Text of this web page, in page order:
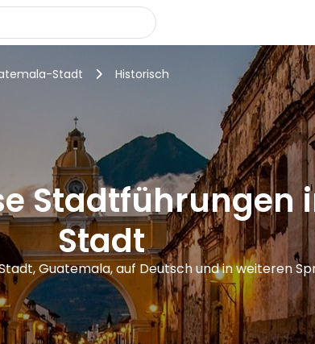
Stadt Historisch
Stadtführungen
Stadt
Guatemala, auf Deutsch und in weiteren